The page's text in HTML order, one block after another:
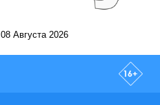
08 Августа 2026